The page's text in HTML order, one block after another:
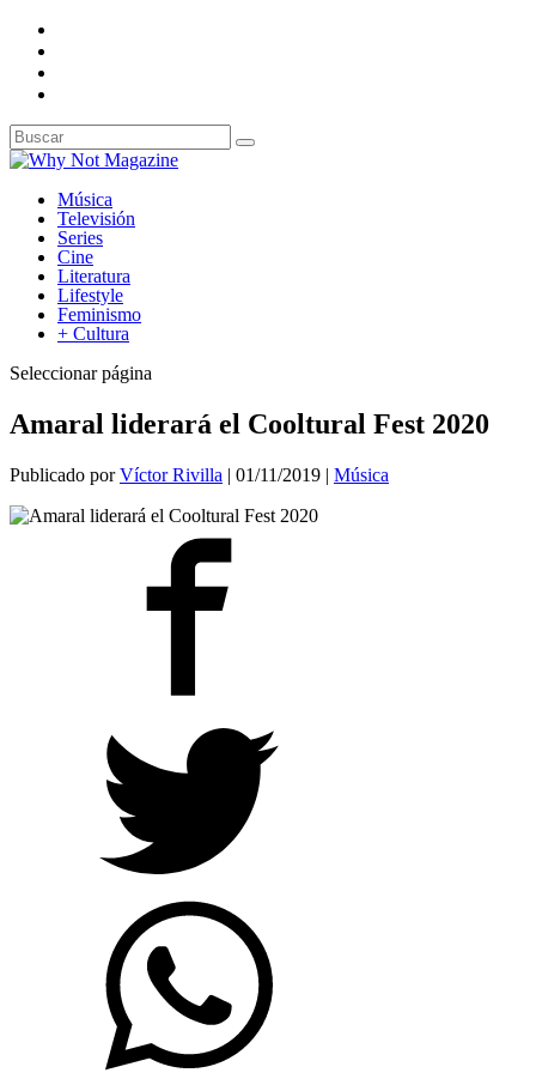
Música
Televisión
Series
Cine
Literatura
Lifestyle
Feminismo
+ Cultura
Seleccionar página
Amaral liderará el Cooltural Fest 2020
Publicado porVíctor Rivilla | 01/11/2019 | Música